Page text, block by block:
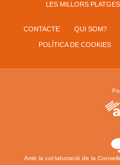
LES MILLORS
CONTACTE QUI SOM?
POLÍTICA DE COOKIES
Amb la col·laboració de la